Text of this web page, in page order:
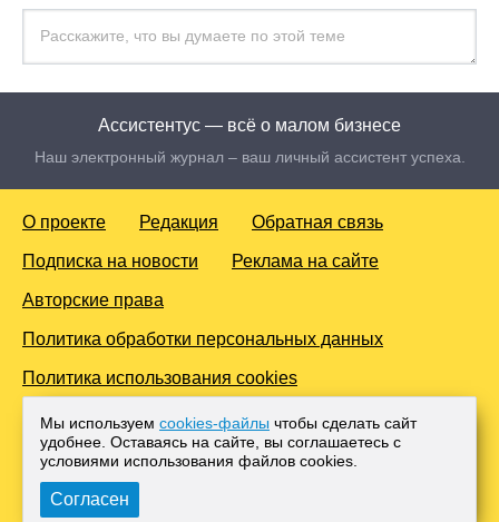
Ассистентус — всё о малом бизнесе
Наш электронный журнал – ваш личный ассистент успеха.
О проекте Редакция Обратная связь
Подписка на новости Реклама на сайте
Авторские права
Политика обработки персональных данных
Политика использования cookies
© 2016-2026 Все права защищены. Для лиц старше 18 лет.
Любое копирование материалов и тиражирование в сети
Интернет, либо печатных изданиях без согласования с
Администрацией проекта, преследуется законом.
Мы используем cookies-файлы чтобы сделать сайт
удобнее. Оставаясь на сайте, вы соглашаетесь с
условиями использования файлов cооkies.
Согласен